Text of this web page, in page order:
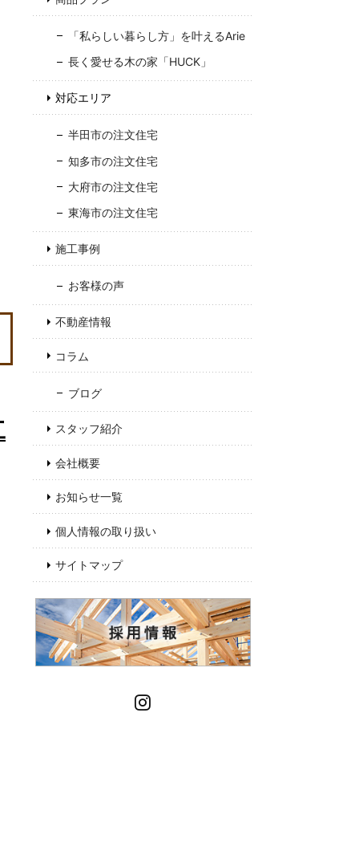
「私らしい暮らし方」を叶えるArie
長く愛せる木の家「HUCK」
対応エリア
半田市の注文住宅
知多市の注文住宅
大府市の注文住宅
東海市の注文住宅
施工事例
お客様の声
不動産情報
コラム
ブログ
スタッフ紹介
会社概要
お知らせ一覧
個人情報の取り扱い
サイトマップ